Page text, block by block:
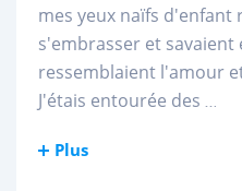
mes yeux naïfs
s'embrasser et savaient
ressemblaient l'amour
J'étais entourée des ...
Plus